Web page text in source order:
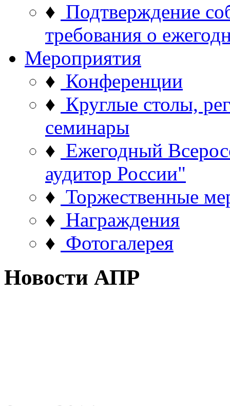
♦ Подтверждение
требования о
Мероприятия
♦ Конференции
♦ Круглые столы,
семинары
♦ Ежегодный
аудитор России"
♦ Торжественные
♦ Награждения
♦ Фотогалерея
Новости АПР